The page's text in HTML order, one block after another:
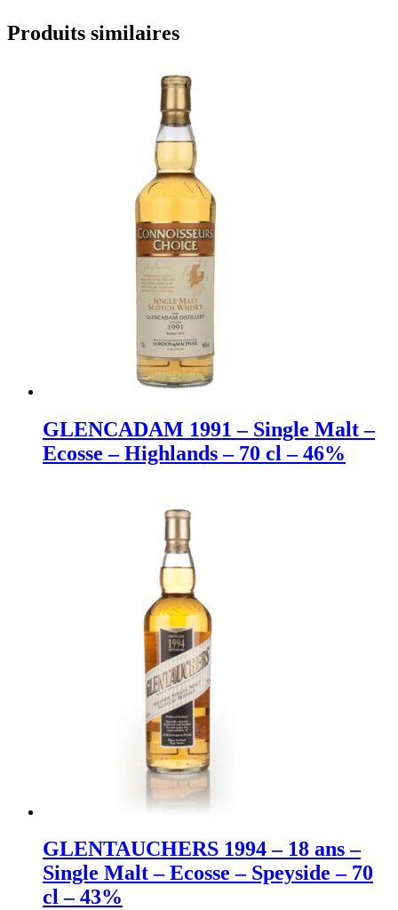
Produits similaires
GLENCADAM 1991 – Single Malt –
Ecosse – Highlands – 70 cl – 46%
GLENTAUCHERS 1994 – 18 ans –
Single Malt – Ecosse – Speyside – 70
cl – 43%